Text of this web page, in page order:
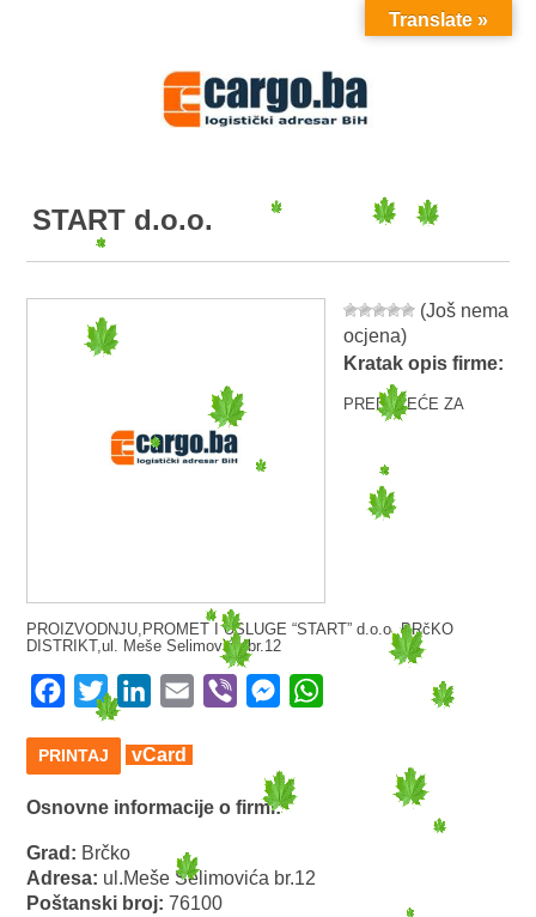
MENU
START d.o.o.
(Još nema
ocjena)
Kratak opis firme:
PREDUZEĆE ZA
PROIZVODNJU,PROMET I USLUGE “START” d.o.o. BRčKO
DISTRIKT,ul. Meše Selimovića br.12
Facebook
Twitter LinkedIn
Email Viber Messenger
PRINTAJ vCard
Osnovne informacije o firmi:
Grad: Brčko
Adresa: ul.Meše Selimovića br.12
Poštanski broj:76100
Translate »